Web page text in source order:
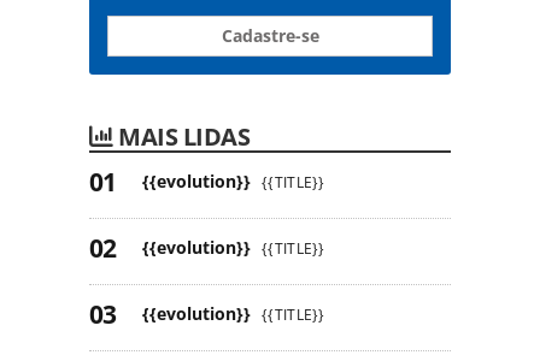
Cadastre-se
MAIS LIDAS
{{evolution}} {{TITLE}}
{{evolution}} {{TITLE}}
{{evolution}} {{TITLE}}